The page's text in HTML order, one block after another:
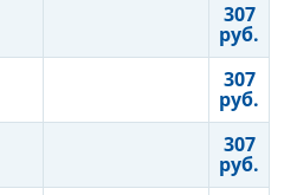
307
руб.
307
руб.
307
руб.